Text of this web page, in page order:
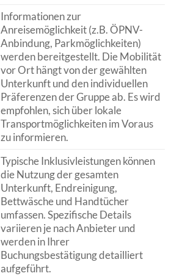
Informationen zur
Anreisemöglichkeit (z.B. ÖPNV-
Anbindung, Parkmöglichkeiten)
werden bereitgestellt. Die Mobilität
vor Ort hängt von der gewählten
Unterkunft und den individuellen
Präferenzen der Gruppe ab. Es wird
empfohlen, sich über lokale
Transportmöglichkeiten im Voraus
zu informieren.
Typische Inklusivleistungen können
die Nutzung der gesamten
Unterkunft, Endreinigung,
Bettwäsche und Handtücher
umfassen. Spezifische Details
variieren je nach Anbieter und
werden in Ihrer
Buchungsbestätigung detailliert
aufgeführt.